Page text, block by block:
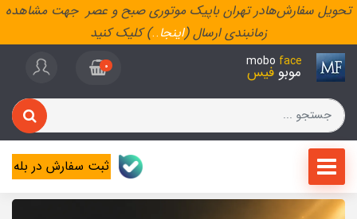
تحویل سفارش‌هادر تهران باپیک موتوری صبح و عصر جهت مشاهده
زمانبندی ارسال (اینجا..) کلیک کنید
mobo face
موبو فیس 0
ثبت سفارش در بله